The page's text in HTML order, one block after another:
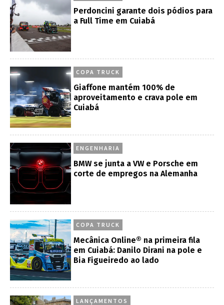
Perdoncini garante dois pódios para
a Full Time em Cuiabá
COPA TRUCK
Giaffone mantém 100% de
aproveitamento e crava pole em
Cuiabá
ENGENHARIA
BMW se junta a VW e Porsche em
corte de empregos na Alemanha
COPA TRUCK
Mecânica Online® na primeira fila
em Cuiabá: Danilo Dirani na pole e
Bia Figueiredo ao lado
LANÇAMENTOS